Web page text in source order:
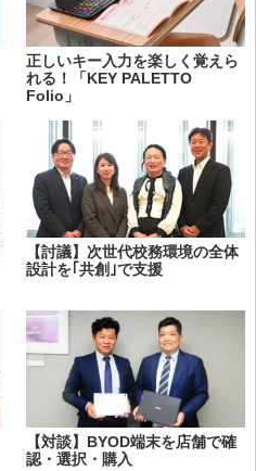
正しいキー入力を楽しく覚えら
れる！「KEY PALETTO
Folio」
【討議】次世代校務環境の全体
設計を｢共創｣で支援
【対談】BYOD端末を店舗で確
認・選択・購入